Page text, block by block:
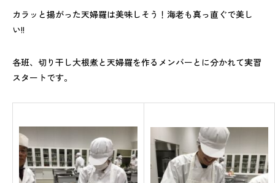
カラッと揚がった天婦羅は美味しそう！海老も真っ直ぐで美し
い!!
各班、切り干し大根煮と天婦羅を作るメンバーとに分かれて実習
スタートです。